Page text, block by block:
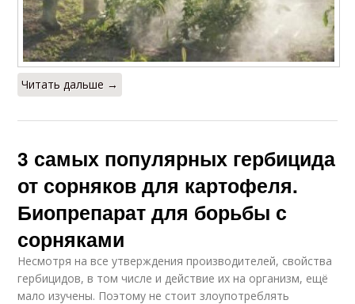
Читать дальше →
3 самых популярных гербицида
от сорняков для картофеля.
Биопрепарат для борьбы с
сорняками
Несмотря на все утверждения производителей, свойства
гербицидов, в том числе и действие их на организм, ещё
мало изучены. Поэтому не стоит злоупотреблять